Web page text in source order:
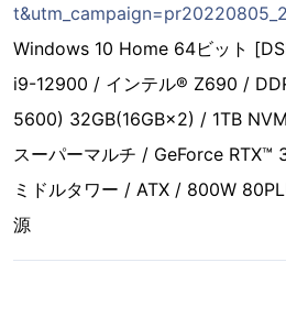
Windows 10 Home 64ビット
i9-12900 / インテル® Z690 /
5600) 32GB(16GB×2) / 1TB
スーパーマルチ / GeForce RTX™
ミドルタワー / ATX / 800W
源